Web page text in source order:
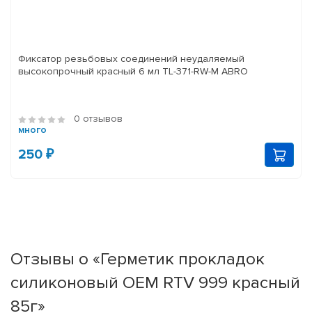
Фиксатор резьбовых соединений неудаляемый
высокопрочный красный 6 мл TL-371-RW-M ABRO
0 отзывов
много
250 ₽
Отзывы о «Герметик прокладок
силиконовый OEM RTV 999 красный
85г»